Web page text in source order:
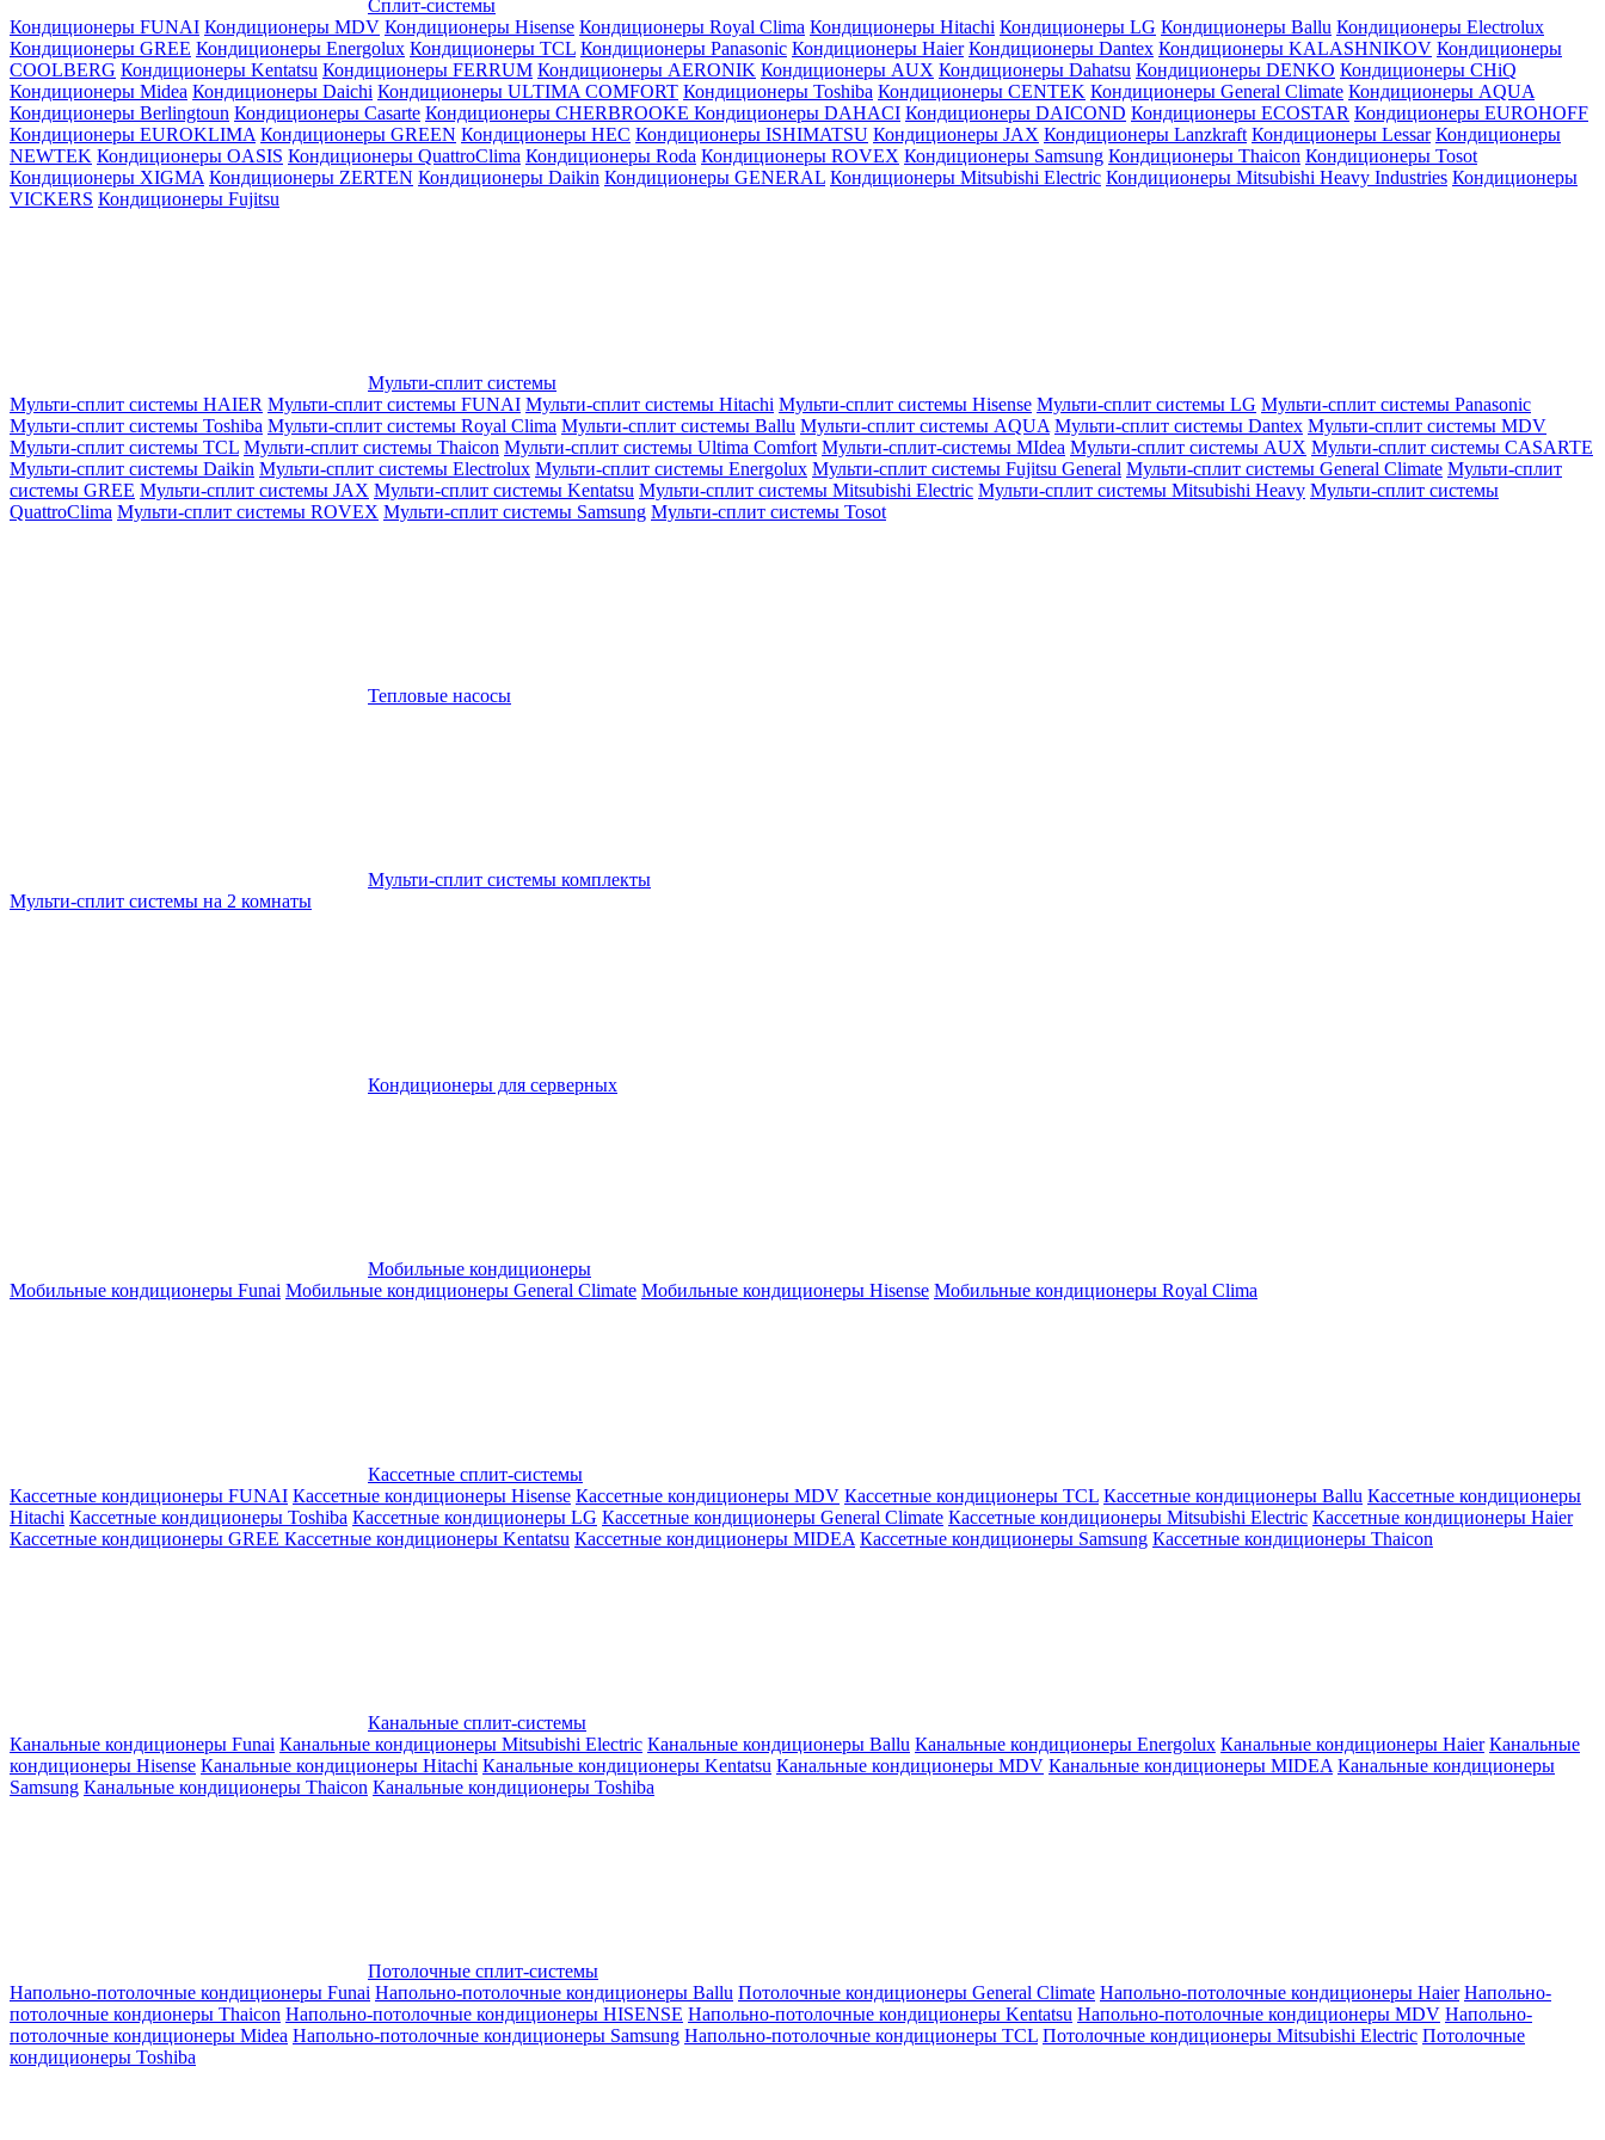
Сплит-системы
Кондиционеры FUNAI Кондиционеры MDV Кондиционеры Hisense Кондиционеры Royal Clima Кондиционеры Hitachi Кондиционеры LG Кондиционеры Ballu Кондиционеры Electrolux
Кондиционеры GREE Кондиционеры Energolux Кондиционеры TCL Кондиционеры Panasonic Кондиционеры Haier Кондиционеры Dantex Кондиционеры KALASHNIKOV Кондиционеры
СOOLBERG Кондиционеры Kentatsu Кондиционеры FERRUM Кондиционеры AERONIK Кондиционеры AUX Кондиционеры Dahatsu Кондиционеры DENKO Кондиционеры CHiQ
Кондиционеры Midea Кондиционеры Daichi Кондиционеры ULTIMA COMFORT Кондиционеры Toshiba Кондиционеры CENTEK Кондиционеры General Climate Кондиционеры AQUA
Кондиционеры Berlingtoun Кондиционеры Casarte Кондиционеры CHERBROOKE Кондиционеры DAHACI Кондиционеры DAICOND Кондиционеры ECOSTAR Кондиционеры EUROHOFF
Кондиционеры EUROKLIMA Кондиционеры GREEN Кондиционеры HEC Кондиционеры ISHIMATSU Кондиционеры JAX Кондиционеры Lanzkraft Кондиционеры Lessar Кондиционеры
NEWTEK Кондиционеры OASIS Кондиционеры QuattroClima Кондиционеры Roda Кондиционеры ROVEX Кондиционеры Samsung Кондиционеры Thaicon Кондиционеры Tosot
Кондиционеры XIGMA Кондиционеры ZERTEN Кондиционеры Daikin Кондиционеры GENERAL Кондиционеры Mitsubishi Electric Кондиционеры Mitsubishi Heavy Industries Кондиционеры
VICKERS Кондиционеры Fujitsu
Мульти-сплит системы
Мульти-сплит системы HAIER Мульти-сплит системы FUNAI Мульти-сплит системы Hitachi Мульти-сплит системы Hisense Мульти-сплит системы LG Мульти-сплит системы Panasonic
Мульти-сплит системы Toshiba Мульти-сплит системы Royal Clima Мульти-сплит системы Ballu Мульти-сплит системы AQUA Мульти-сплит системы Dantex Мульти-сплит системы MDV
Мульти-сплит системы TCL Мульти-сплит системы Thaicon Мульти-сплит системы Ultima Comfort Мульти-сплит-системы MIdea Мульти-сплит системы AUX Мульти-сплит системы CASARTE
Мульти-сплит системы Daikin Мульти-сплит системы Electrolux Мульти-сплит системы Energolux Мульти-сплит системы Fujitsu General Мульти-сплит системы General Climate Мульти-сплит
системы GREE Мульти-сплит системы JAX Мульти-сплит системы Kentatsu Мульти-сплит системы Mitsubishi Electric Мульти-сплит системы Mitsubishi Heavy Мульти-сплит системы
QuattroClima Мульти-сплит системы ROVEX Мульти-сплит системы Samsung Мульти-сплит системы Tosot
Тепловые насосы
Мульти-сплит системы комплекты
Мульти-сплит системы на 2 комнаты
Кондиционеры для серверных
Мобильные кондиционеры
Мобильные кондиционеры Funai Мобильные кондиционеры General Climate Мобильные кондиционеры Hisense Мобильные кондиционеры Royal Clima
Кассетные сплит-системы
Кассетные кондиционеры FUNAI Кассетные кондиционеры Hisense Кассетные кондиционеры MDV Кассетные кондиционеры TCL Кассетные кондиционеры Ballu Кассетные кондиционеры
Hitachi Кассетные кондиционеры Toshiba Кассетные кондиционеры LG Кассетные кондиционеры General Climate Кассетные кондиционеры Mitsubishi Electric Кассетные кондиционеры Haier
Кассетные кондиционеры GREE Кассетные кондиционеры Kentatsu Кассетные кондиционеры MIDEA Кассетные кондиционеры Samsung Кассетные кондиционеры Thaicon
Канальные сплит-системы
Канальные кондиционеры Funai Канальные кондиционеры Mitsubishi Electric Канальные кондиционеры Ballu Канальные кондиционеры Energolux Канальные кондиционеры Haier Канальные
кондиционеры Hisense Канальные кондиционеры Hitachi Канальные кондиционеры Kentatsu Канальные кондиционеры MDV Канальные кондиционеры MIDEA Канальные кондиционеры
Samsung Канальные кондиционеры Thaicon Канальные кондиционеры Toshiba
Потолочные сплит-системы
Напольно-потолочные кондиционеры Funai Напольно-потолочные кондиционеры Ballu Потолочные кондиционеры General Climate Напольно-потолочные кондиционеры Haier Напольно-
потолочные кондионеры Thaicon Напольно-потолочные кондиционеры HISENSE Напольно-потолочные кондиционеры Kentatsu Напольно-потолочные кондиционеры MDV Напольно-
потолочные кондиционеры Midea Напольно-потолочные кондиционеры Samsung Напольно-потолочные кондиционеры TCL Потолочные кондиционеры Mitsubishi Electric Потолочные
кондиционеры Toshiba